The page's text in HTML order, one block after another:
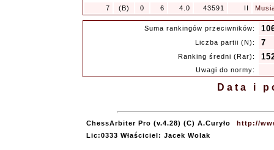
7
(B) 0 6 4.0 43591 II
Suma rankingów przeciwników:
Liczba partii (N): 7
Ranking średni (Rar):
Uwagi do normy:
Data i
ChessArbiter Pro (v.4.28) (C) A.Curyło
http://
Lic:0333 Właściciel: Jacek Wolak